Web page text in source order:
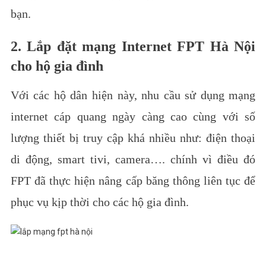
bạn.
2. Lắp đặt mạng Internet FPT Hà Nội
cho hộ gia đình
Với các hộ dân hiện này, nhu cầu sử dụng mạng
internet cáp quang ngày càng cao cùng với số
lượng thiết bị truy cập khá nhiều như: điện thoại
di động, smart tivi, camera…. chính vì điều đó
FPT đã thực hiện nâng cấp băng thông liên tục để
phục vụ kịp thời cho các hộ gia đình.